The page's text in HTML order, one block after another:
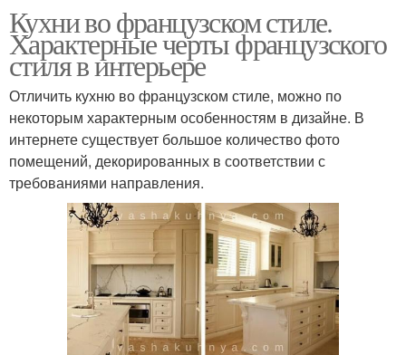
Кухни во французском стиле.
Характерные черты французского
стиля в интерьере
Отличить кухню во французском стиле, можно по
некоторым характерным особенностям в дизайне. В
интернете существует большое количество фото
помещений, декорированных в соответствии с
требованиями направления.